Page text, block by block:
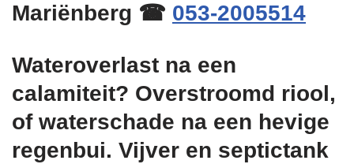
Mariënberg ☎ 053-2005514
Wateroverlast na een
calamiteit? Overstroomd riool,
of waterschade na een hevige
regenbui. Vijver en septictank